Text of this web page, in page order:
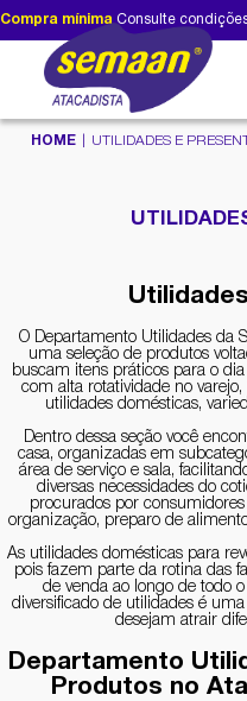
Compra mínima Consulte
HOME UTILIDADES E
O Departamento Utilidades da
uma seleção de produtos
buscam itens práticos para o
com alta rotatividade no
utilidades domésticas,
Dentro dessa seção você
casa, organizadas em
área de serviço e sala,
diversas necessidades do
procurados por
organização, preparo de
As utilidades domésticas para
pois fazem parte da rotina das
de venda ao longo de todo
diversificado de utilidades é
desejam atrair
Departamento
Produtos no